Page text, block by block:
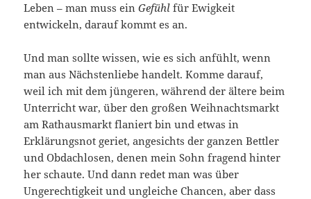
Leben – man muss einGefühl für Ewigkeit
entwickeln, darauf kommt es an.
Und man sollte wissen, wie es sich anfühlt, wenn
man aus Nächstenliebe handelt. Komme darauf,
weil ich mit dem jüngeren, während der ältere beim
Unterricht war, über den großen Weihnachtsmarkt
am Rathausmarkt flaniert bin und etwas in
Erklärungsnot geriet, angesichts der ganzen Bettler
und Obdachlosen, denen mein Sohn fragend hinter
her schaute. Und dann redet man was über
Ungerechtigkeit und ungleiche Chancen, aber dass